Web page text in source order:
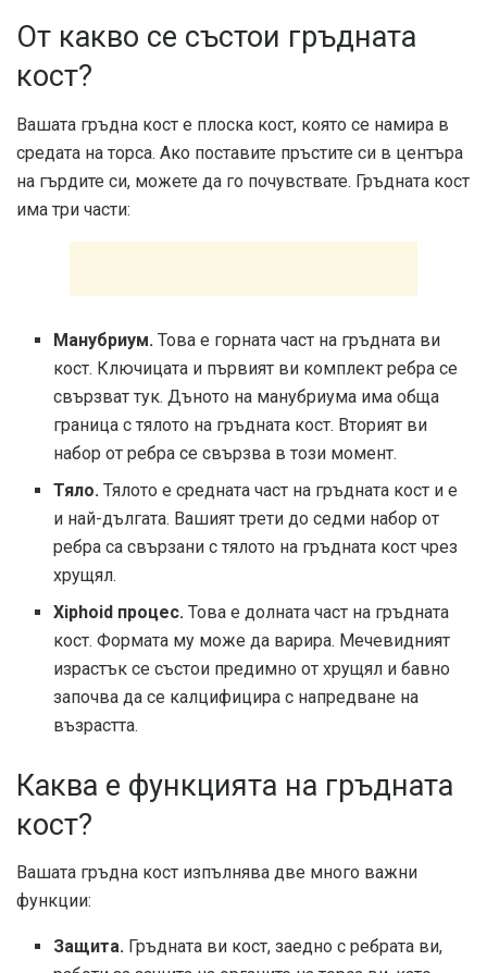
От какво се състои гръдната
кост?
Вашата гръдна кост е плоска кост, която се намира в
средата на торса. Ако поставите пръстите си в центъра
на гърдите си, можете да го почувствате. Гръдната кост
има три части:
Манубриум. Това е горната част на гръдната ви
кост. Ключицата и първият ви комплект ребра се
свързват тук. Дъното на манубриума има обща
граница с тялото на гръдната кост. Вторият ви
набор от ребра се свързва в този момент.
Тяло. Тялото е средната част на гръдната кост и е
и най-дългата. Вашият трети до седми набор от
ребра са свързани с тялото на гръдната кост чрез
хрущял.
Xiphoid процес. Това е долната част на гръдната
кост. Формата му може да варира. Мечевидният
израстък се състои предимно от хрущял и бавно
започва да се калцифицира с напредване на
възрастта.
Каква е функцията на гръдната
кост?
Вашата гръдна кост изпълнява две много важни
функции:
Защита. Гръдната ви кост, заедно с ребрата ви,